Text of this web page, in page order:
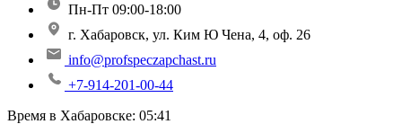
Пн-Пт 09:00-18:00
г. Хабаровск, ул. Ким Ю Чена, 4, оф. 26
info@profspeczapchast.ru
+7-914-201-00-44
Время в Хабаровске: 05:41